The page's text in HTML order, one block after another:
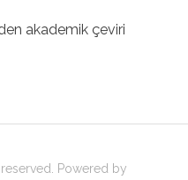
akademik çeviri
Powered by